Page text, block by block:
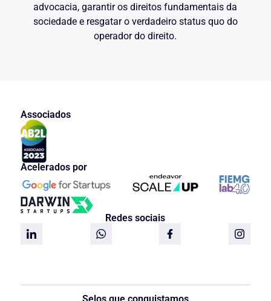
advocacia, garantir os direitos fundamentais da
sociedade e resgatar o verdadeiro status quo do
operador do direito.
Associados
Acelerados por
Redes sociais